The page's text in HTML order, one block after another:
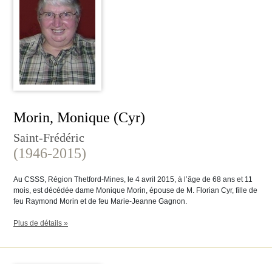
Morin, Monique (Cyr)
Saint-Frédéric
(1946-2015)
Au CSSS, Région Thetford-Mines, le 4 avril 2015, à l’âge de 68 ans et 11
mois, est décédée dame Monique Morin, épouse de M. Florian Cyr, fille de
feu Raymond Morin et de feu Marie-Jeanne Gagnon.
Plus de détails »